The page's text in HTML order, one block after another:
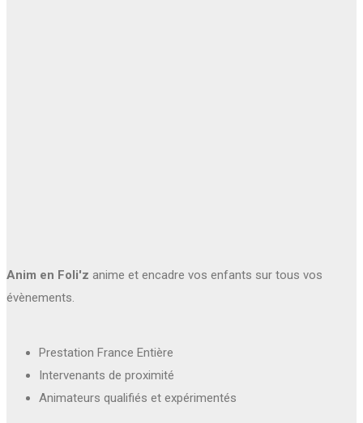
Anim en Foli'z anime et encadre vos enfants sur tous vos
évènements.
Prestation France Entière
Intervenants de proximité
Animateurs qualifiés et expérimentés